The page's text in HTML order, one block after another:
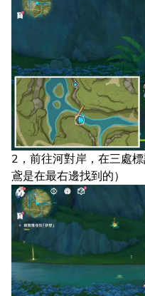
2，前往河對岸，在三處
鳶是在最右邊找到的）